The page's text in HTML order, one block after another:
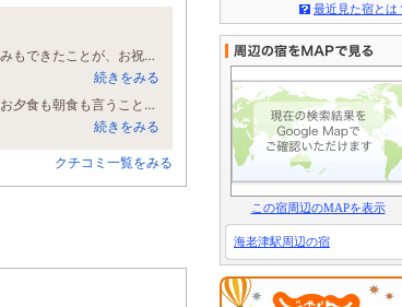
オーシャンビューの部屋で、持ち込みのケーキ、シャンペーンで友人と祝いをしました。持ち込みもできたことが、お祝いをさらに、アップしました。 食べたい料理が、夕食になっていたので、幸せでした
続きをみる
出迎えよりとても気持ち良い対応でした。お部屋も清潔感ありゆったりと過ごせます。お食事はお夕食も朝食も言うことありません。新鮮なお魚に大満足です。リピ確定です。
続きをみる
クチコミ一覧をみる
最近見た宿とは
この宿周辺のMAPを表示
海老津駅周辺の宿